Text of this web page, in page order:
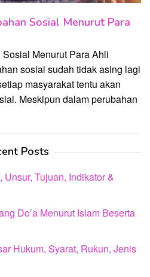
Sosial Menurut Para
Menurut Para Ahli
sosial sudah tidak asing lagi
masyarakat tentu akan
Meskipun dalam perubahan
Posts
Tujuan, Indikator &
Do’a Menurut Islam Beserta
Hukum, Syarat, Rukun, Jenis